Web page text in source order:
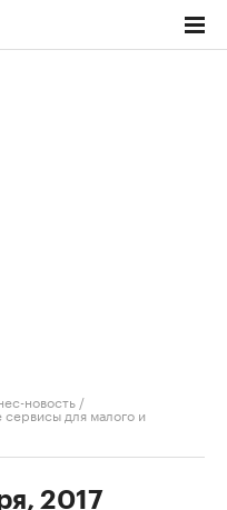
новость /
для малого и
2017